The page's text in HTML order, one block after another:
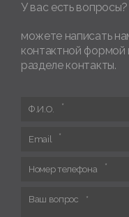
У вас есть вопросы?
можете написать
контактной
разделе контакты.
Ф.И.О.
Email
Номер телефона
Ваш вопрос